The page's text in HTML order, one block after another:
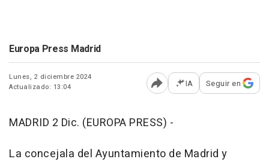
Europa Press Madrid
Lunes, 2 diciembre 2024
Actualizado: 13:04
Abrir opciones para
IA Seguir en
MADRID 2 Dic. (EUROPA PRESS) -
La concejala del Ayuntamiento de Madrid y